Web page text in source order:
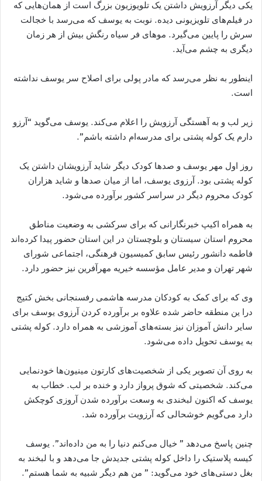
یکی دیگر آرزویش داشتن یک تلویوزیون بزرگ است از همان‌هایی که
در فیلم‌های تلویزیونی دیده. نوبت به یوسف که می‌رسد با خجالت
سرش را پایین می‌گیرد. مو‌های فر سیاه رنگش بیش از هر زمان
دیگری به چشم می‌آید.
اینطور به نظر می‌رسد که مادر پولی برای اصلاح سر یوسف نداشته
است.
زیر لب و به آهستگی آرزویش را اعلام می‌کند. یوسف می‌گوید “آرزو
دارم یک کوله پشتی برای مدرسه‌ام داشته باشم”.
روز اول مهر یوسف و صد‌ها کودک دیگر شاید آرزویشان داشتن یک
کوله پشتی بود. آرزوی یوسف، اما از میان صد‌ها و شاید هزاران
کودک محروم دیگر در سراسر کشور برآورده می‌شود.
به همراه اکیپ خبرنگارانی که برای سرکشی به وضعیت مناطق
محروم استان سیستان و بلوچستان در این استان حضور پیدا کرده‌اند
فاطمه دانشور رئیس سابق کمیسیون فرهنگی، اجتماعی شورای
شهر تهران و مدیر عامل مؤسسه خیریه مهرآفرین نیز حضور دارد.
وی که برای کمک به کودکان مدرسه هاشمی رفسنجانی بخش کتیج
درا ین منطقه حاضر شده علاوه بر برآورده کردن آرزوی یوسف برای
سایر دانش آموزان نیز بسته‌های آموزشی به همراه دارد. کوله پشتی
به یوسف تحویل داده می‌شود.
به روی آن تصویر یکی از شخصیت‌های کارتون مینیون‌ها خودنمایی
می‌کند. شخصیتی که شوق پرواز دارد و خنده بر لب. خطاب به
یوسف که اکنون لبخندی به وسعت برآورده شدن آروزی کوچکش
دارد می‌گویم خوشحالی که آرزویت برآورده شد.
چنین پاسخ می‌دهد ” خیال می‌کنم دنیا را به من داده‌اند”. یوسف
کیسه پلاستیک را داخل کوله پشتی جدیدش جا می‌دهد و با لبخند به
بغل دستی‌های خود می‌گوید: ” من هم دیگر شبیه به شما هستم”.